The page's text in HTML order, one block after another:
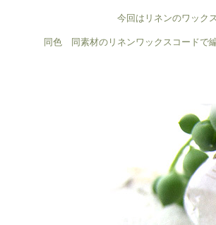
今回はリネンのワック
同色 同素材のリネンワックスコードで